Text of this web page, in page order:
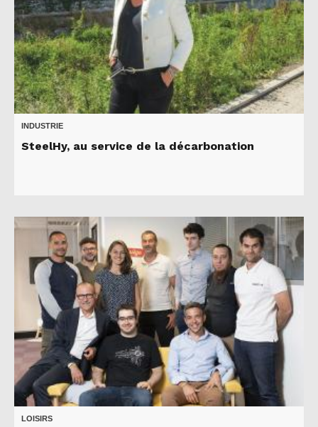
INDUSTRIE
SteelHy, au service de la décarbonation
LOISIRS